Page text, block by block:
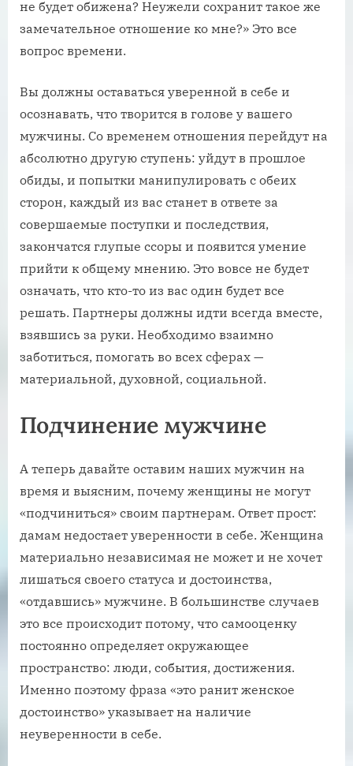
не будет обижена? Неужели сохранит такое же
замечательное отношение ко мне?» Это все
вопрос времени.
Вы должны оставаться уверенной в себе и
осознавать, что творится в голове у вашего
мужчины. Со временем отношения перейдут на
абсолютно другую ступень: уйдут в прошлое
обиды, и попытки манипулировать с обеих
сторон, каждый из вас станет в ответе за
совершаемые поступки и последствия,
закончатся глупые ссоры и появится умение
прийти к общему мнению. Это вовсе не будет
означать, что кто-то из вас один будет все
решать. Партнеры должны идти всегда вместе,
взявшись за руки. Необходимо взаимно
заботиться, помогать во всех сферах —
материальной, духовной, социальной.
Подчинение мужчине
А теперь давайте оставим наших мужчин на
время и выясним, почему женщины не могут
«подчиниться» своим партнерам. Ответ прост:
дамам недостает уверенности в себе. Женщина
материально независимая не может и не хочет
лишаться своего статуса и достоинства,
«отдавшись» мужчине. В большинстве случаев
это все происходит потому, что самооценку
постоянно определяет окружающее
пространство: люди, события, достижения.
Именно поэтому фраза «это ранит женское
достоинство» указывает на наличие
неуверенности в себе.